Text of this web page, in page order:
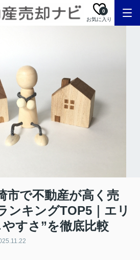
お気に入り
0
市で不動産が高く売
ンキングTOP5｜エリ
すさ”を徹底比較